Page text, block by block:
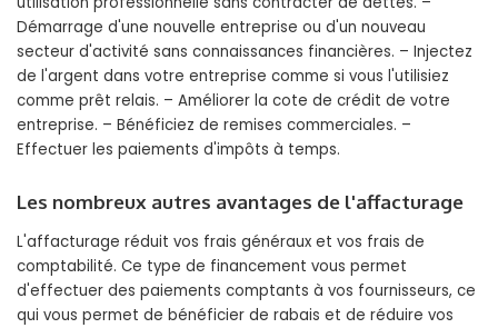
Démarrage d'une nouvelle entreprise ou d'un nouveau
secteur d'activité sans connaissances financières. – Injectez
de l'argent dans votre entreprise comme si vous l'utilisiez
comme prêt relais. – Améliorer la cote de crédit de votre
entreprise. – Bénéficiez de remises commerciales. –
Effectuer les paiements d'impôts à temps.
Les nombreux autres avantages de l'affacturage
L'affacturage réduit vos frais généraux et vos frais de
comptabilité. Ce type de financement vous permet
d'effectuer des paiements comptants à vos fournisseurs, ce
qui vous permet de bénéficier de rabais et de réduire vos